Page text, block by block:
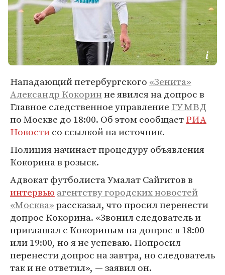
Нападающий петербургского «Зенита»
Александр Кокоринне явился на допрос в
Главное следственное управление ГУ МВД
по Москве до 18:00. Об этом сообщаетРИА
Новостисо ссылкой на источник.
Полиция начинает процедуру объявления
Кокорина в розыск.
Адвокат футболиста Умалат Сайгитов в
интервью агентству городских новостей
«Москва»рассказал, что просил перенести
допрос Кокорина. «Звонил следователь и
приглашал с Кокориным на допрос в 18:00
или 19:00, но я не успеваю. Попросил
перенести допрос на завтра, но следователь
так и не ответил», — заявил он.